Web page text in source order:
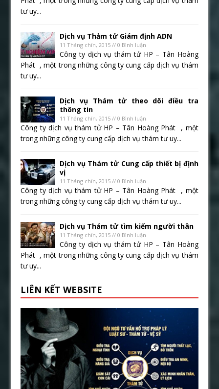
tư uy...
Dịch vụ Thảm tử Giám định ADN
11 Tháng chín, 2015 // 0 Bình luận
Công ty dịch vụ thám tử HP – Tân Hoàng
Phát , một trong những công ty cung cấp dịch vụ thám
tư uy...
Dịch vụ Thám tử theo dõi điều tra
thông tin
11 Tháng chín, 2015 // 0 Bình luận
Công ty dịch vụ thám tử HP – Tân Hoàng Phát , một
trong những công ty cung cấp dịch vụ thám tư uy...
Dịch vụ Thám tử Cung cấp thiết bị định
vị
11 Tháng chín, 2015 // 0 Bình luận
Công ty dịch vụ thám tử HP – Tân Hoàng Phát , một
trong những công ty cung cấp dịch vụ thám tư uy...
Dịch vụ Thám tử tìm kiếm người thân
11 Tháng chín, 2015 // 0 Bình luận
Công ty dịch vụ thám tử HP – Tân Hoàng
Phát , một trong những công ty cung cấp dịch vụ thám
tư uy...
LIÊN KẾT WEBSITE